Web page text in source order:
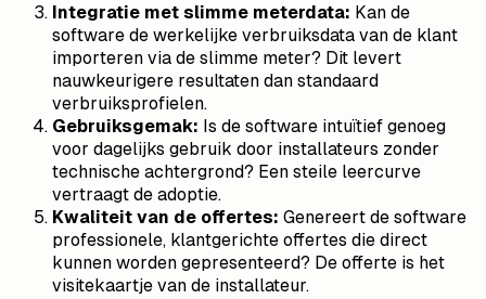
Integratie met slimme meterdata: Kan de
software de werkelijke verbruiksdata van de klant
importeren via de slimme meter? Dit levert
nauwkeurigere resultaten dan standaard
verbruiksprofielen.
Gebruiksgemak: Is de software intuïtief genoeg
voor dagelijks gebruik door installateurs zonder
technische achtergrond? Een steile leercurve
vertraagt de adoptie.
Kwaliteit van de offertes: Genereert de software
professionele, klantgerichte offertes die direct
kunnen worden gepresenteerd? De offerte is het
visitekaartje van de installateur.